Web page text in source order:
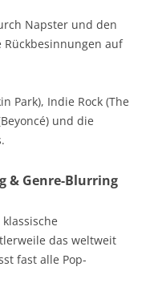
Napster und den
Rückbesinnungen auf
Park), Indie Rock (The
und die
& Genre-Blurring
das weltweit
fast alle Pop-